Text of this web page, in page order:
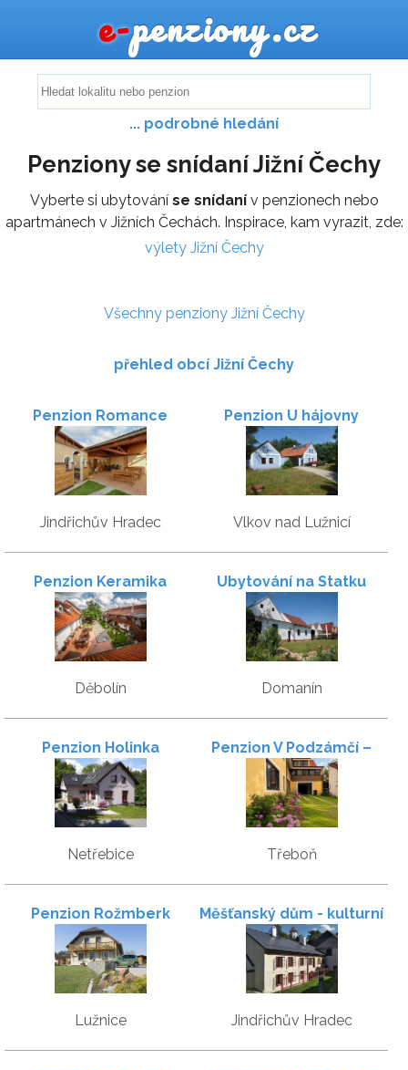
e-penziony.cz
... podrobné hledání
Penziony se snídaní Jižní Čechy
Vyberte si ubytování se snídanív penzionech nebo
apartmánech v Jižních Čechách. Inspirace, kam vyrazit, zde:
výlety Jižní Čechy
Všechny penziony Jižní Čechy
přehled obcí Jižní Čechy
Penzion Romance
Jindřichův Hradec
Penzion U hájovny
Vlkov nad Lužnicí
Penzion Keramika
Děbolín
Ubytování na Statku
Domanín
Penzion Holinka
Netřebice
Penzion V Podzámčí –
bezbariérové apartmány
v centru Třeboně
Třeboň
Penzion Rožmberk
Lužnice
Měšťanský dům - kulturní
památka
Jindřichův Hradec